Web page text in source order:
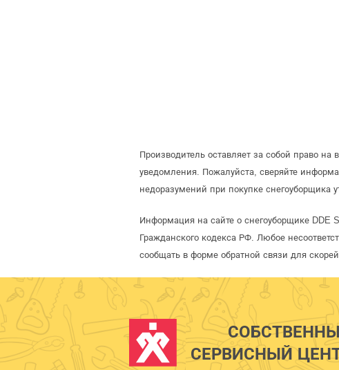
Производитель оставляет за собой право
уведомления. Пожалуйста, сверяйте
недоразумений при покупке снегоуборщика
Информация на сайте о снегоуборщике DDE
Гражданского кодекса РФ. Любое
сообщать в форме обратной связи для
СЕРВИСНЫЙ